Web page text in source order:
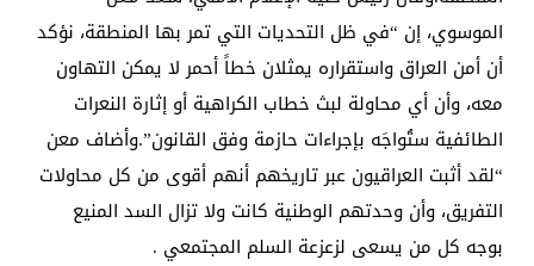
الموسوي، إن “في ظل التحديات التي تمر بها المنطقة، نؤكد
أن أمن العراق واستقراره يمثلان خطاً أحمر لا يمكن التهاون
معه، وأن أي محاولة لبث خطاب الكراهية أو إثارة النعرات
الطائفية ستُواجَه بإجراءات حازمة وفق القانون”.وأضاف معن
“لقد أثبت العراقيون عبر تاريخهم أنهم أقوى من كل محاولات
التفريق، وأن وحدتهم الوطنية كانت ولا تزال السد المنيع
بوجه كل من يسعى لزعزعة السلم المجتمعي .